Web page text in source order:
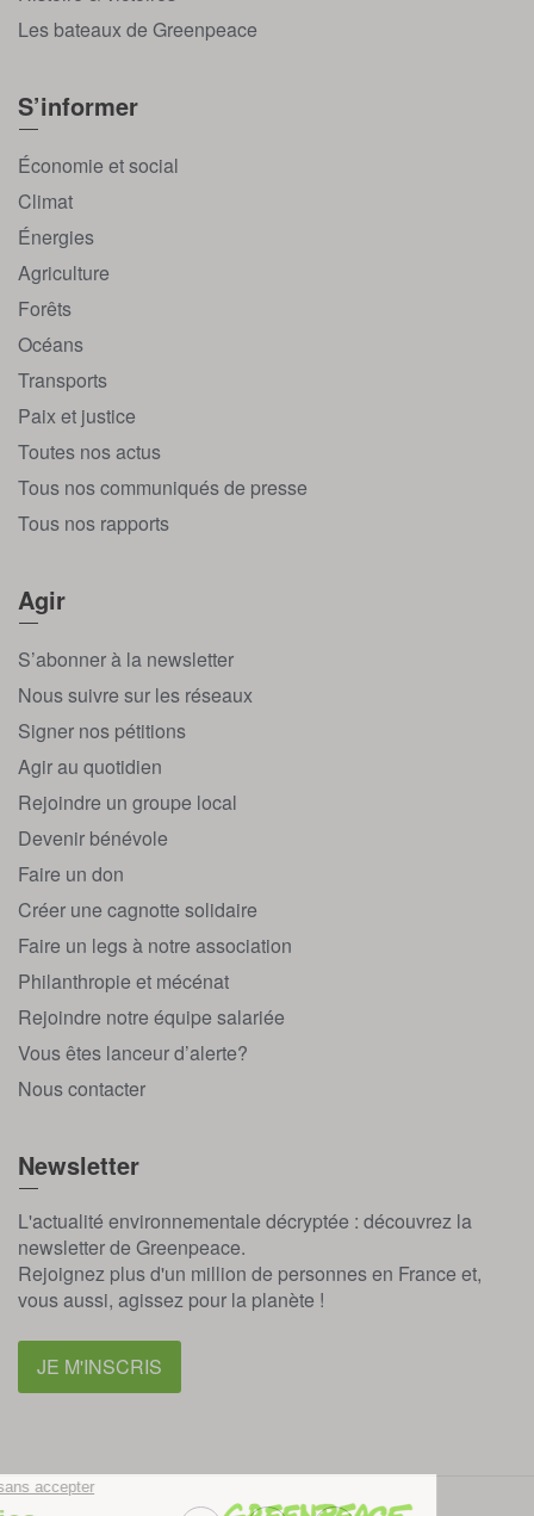
Les bateaux de Greenpeace
S’informer
Économie et social
Climat
Énergies
Agriculture
Forêts
Océans
Transports
Paix et justice
Toutes nos actus
Tous nos communiqués de presse
Tous nos rapports
Agir
S’abonner à la newsletter
Nous suivre sur les réseaux
Signer nos pétitions
Agir au quotidien
Rejoindre un groupe local
Devenir bénévole
Faire un don
Créer une cagnotte solidaire
Faire un legs à notre association
Philanthropie et mécénat
Rejoindre notre équipe salariée
Vous êtes lanceur d’alerte?
Nous contacter
Newsletter
L'actualité environnementale décryptée : découvrez la
newsletter de Greenpeace.
Rejoignez plus d'un million de personnes en France et,
vous aussi, agissez pour la planète !
JE M'INSCRIS